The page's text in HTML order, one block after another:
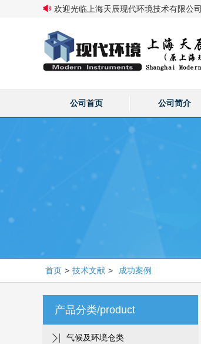
欢迎光临上海天辰现代环境技术有限公司
公司首页 公司简介
首页 > 技术文献 > 成功案例
产品分类/product
气候及环境仓类